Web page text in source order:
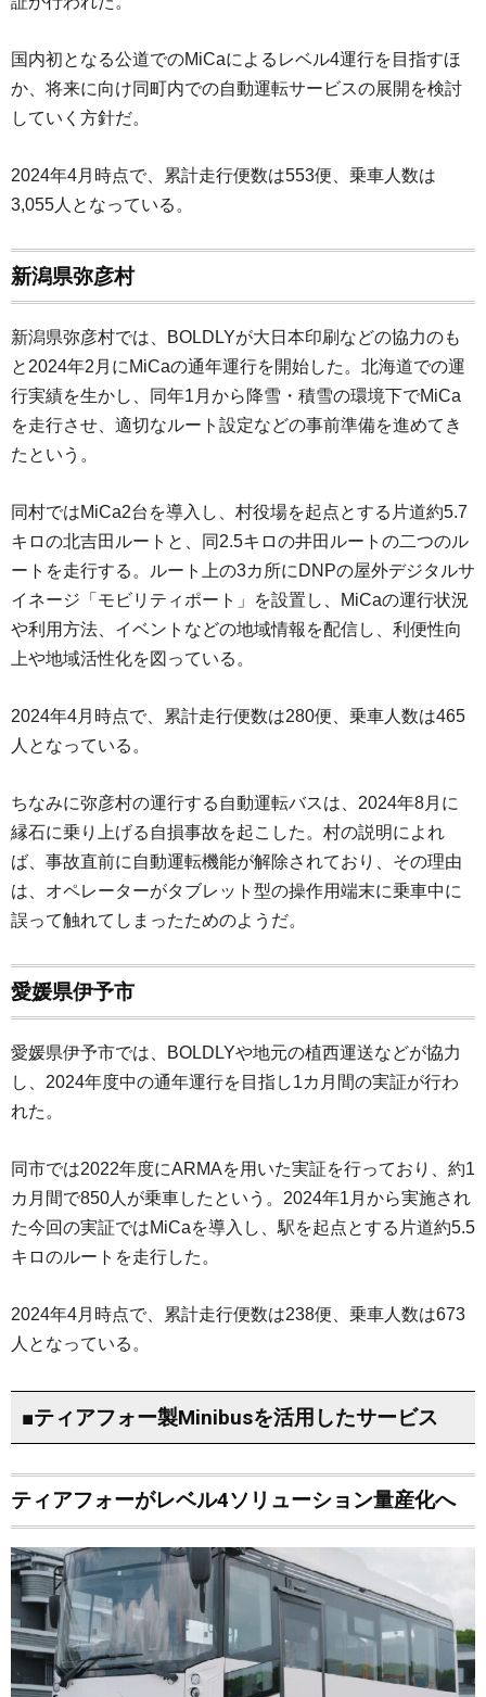
国内初となる公道でのMiCaによるレベル4運行を目指すほ
か、将来に向け同町内での自動運転サービスの展開を検討
していく方針だ。
2024年4月時点で、累計走行便数は553便、乗車人数は
3,055人となっている。
新潟県弥彦村
新潟県弥彦村では、BOLDLYが大日本印刷などの協力のも
と2024年2月にMiCaの通年運行を開始した。北海道での運
行実績を生かし、同年1月から降雪・積雪の環境下でMiCa
を走行させ、適切なルート設定などの事前準備を進めてき
たという。
同村ではMiCa2台を導入し、村役場を起点とする片道約5.7
キロの北吉田ルートと、同2.5キロの井田ルートの二つのル
ートを走行する。ルート上の3カ所にDNPの屋外デジタルサ
イネージ「モビリティポート」を設置し、MiCaの運行状況
や利用方法、イベントなどの地域情報を配信し、利便性向
上や地域活性化を図っている。
2024年4月時点で、累計走行便数は280便、乗車人数は465
人となっている。
ちなみに弥彦村の運行する自動運転バスは、2024年8月に
縁石に乗り上げる自損事故を起こした。村の説明によれ
ば、事故直前に自動運転機能が解除されており、その理由
は、オペレーターがタブレット型の操作用端末に乗車中に
誤って触れてしまったためのようだ。
愛媛県伊予市
愛媛県伊予市では、BOLDLYや地元の植西運送などが協力
し、2024年度中の通年運行を目指し1カ月間の実証が行わ
れた。
同市では2022年度にARMAを用いた実証を行っており、約1
カ月間で850人が乗車したという。2024年1月から実施され
た今回の実証ではMiCaを導入し、駅を起点とする片道約5.5
キロのルートを走行した。
2024年4月時点で、累計走行便数は238便、乗車人数は673
人となっている。
■ティアフォー製Minibusを活用したサービス
ティアフォーがレベル4ソリューション量産化へ